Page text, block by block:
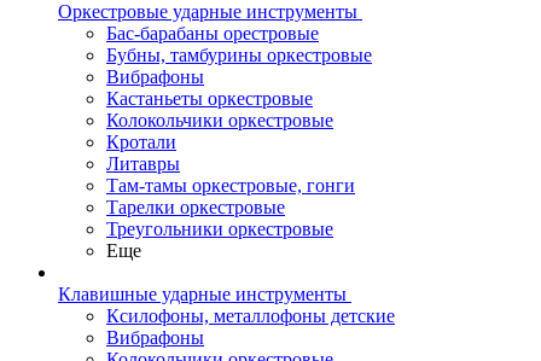
Оркестровые ударные инструменты
Бас-барабаны орестровые
Бубны, тамбурины оркестровые
Вибрафоны
Кастаньеты оркестровые
Колокольчики оркестровые
Кротали
Литавры
Там-тамы оркестровые, гонги
Тарелки оркестровые
Треугольники оркестровые
Еще
Клавишные ударные инструменты
Ксилофоны, металлофоны детские
Вибрафоны